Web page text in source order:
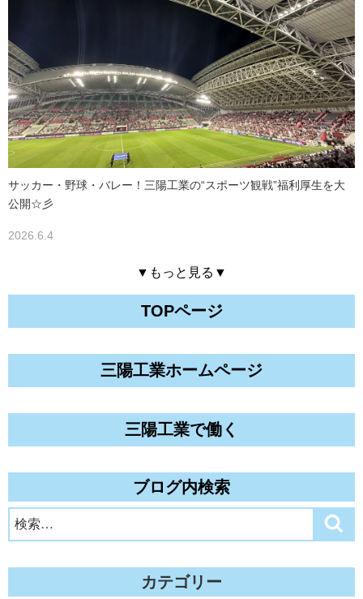
サッカー・野球・バレー！三陽工業の“スポーツ観戦”福利厚生を大
公開☆彡
2026.6.4
▼もっと見る▼
TOPページ
三陽工業ホームページ
三陽工業で働く
ブログ内検索
検
索:
カテゴリー